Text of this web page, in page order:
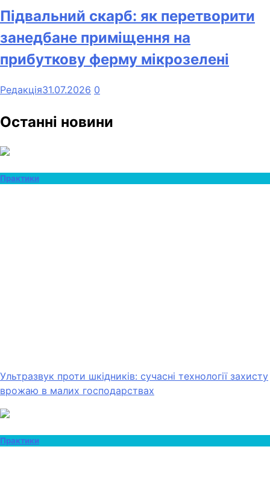
Підвальний скарб: як перетворити
занедбане приміщення на
прибуткову ферму мікрозелені
Редакція31.07.2026 0
Останні новини
Практики
Ультразвук проти шкідників: сучасні технології захисту
врожаю в малих господарствах
Практики